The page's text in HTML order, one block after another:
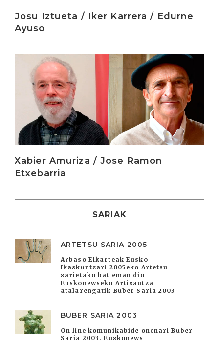
Josu Iztueta / Iker Karrera / Edurne
Ayuso
Xabier Amuriza / Jose Ramon
Etxebarria
Irakurri
SARIAK
ARTETSU SARIA 2005
Arbaso Elkarteak Eusko
Ikaskuntzari 2005eko Artetsu
sarietako bat eman dio
Euskonewseko Artisautza
atalarengatik Buber Saria 2003
BUBER SARIA 2003
On line komunikabide onenari Buber
Saria 2003. Euskonews